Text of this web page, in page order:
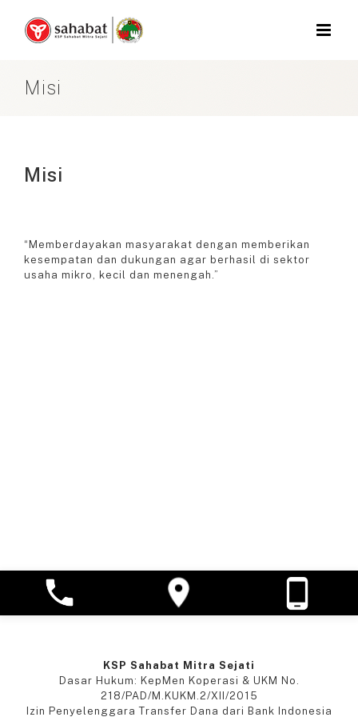
content
Misi
Misi
“Memberdayakan masyarakat dengan memberikan
kesempatan dan dukungan agar berhasil di sektor
usaha mikro, kecil dan menengah.”
KSP Sahabat Mitra Sejati
Dasar Hukum: KepMen Koperasi & UKM No.
218/PAD/M.KUKM.2/XII/2015
Izin Penyelenggara Transfer Dana dari Bank Indonesia